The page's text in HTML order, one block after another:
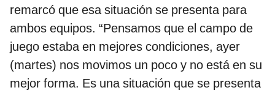
remarcó que esa situación se presenta para
ambos equipos. “Pensamos que el campo de
juego estaba en mejores condiciones, ayer
(martes) nos movimos un poco y no está en su
mejor forma. Es una situación que se presenta